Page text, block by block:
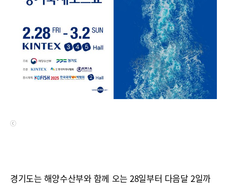
ⓒ
경기도는 해양수산부와 함께 오는 28일부터 다음달 2일까